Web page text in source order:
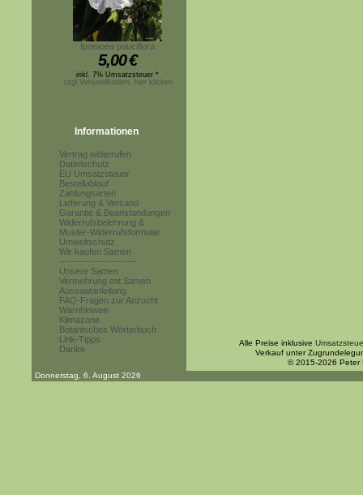
Ipomoea pauciflora
5,00€
inkl. 7% Umsatzsteuer *
zzgl.Versandkosten, hier klicken
Informationen
Vertrag widerrufen
Datenschutz
EU Umsatzsteuer
Bestellablauf
Zahlungsarten
Lieferung & Versand
Garantie & Beanstandungen
Widerrufsbelehrung &
Muster-Widerrufsformular
Umweltschutz
Wir kaufen Samen
------------------------
Unsere Samen
Vermehrung mit Samen
Aussaatanleitung
FAQ-Fragen zur Anzucht
Warnhinweis
Klimazone
Botanisches Wörterbuch
Link-Tipps
Danke
Alle Preise inklusive
Verkauf unter
© 2015-2026 Peter
Donnerstag, 6. August 2026